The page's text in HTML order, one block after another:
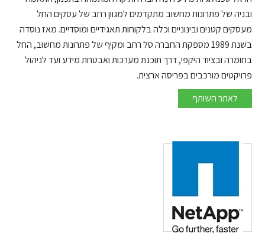
ובניה של פתרונות מחשוב מתקדמים למגוון רחב של עסקים החל
מעסקים קטנים ובינוניים וכלה בלקוחות תאגידיים ומוסדיים. מאז נוסדה
בשנת 1989 מספקת החברה סל רחב ומקיף של פתרונות מחשוב, החל
בחומרה ובציוד היקפי, דרך תוכנת מערכות ואבטחת מידע ועד לניהול
פרויקטים מורכבים בפריסה ארצית.
לאתר השותף
טכנולוגיות